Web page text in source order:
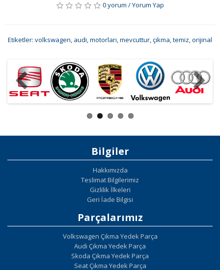
0 yorum /Yorum Yap
Etiketler: volkswagen, audi,motorları,mevcuttur,çıkma,temiz,orijinal
Bilgiler
Hakkımızda
Teslimat Bilgilerimiz
Gizlilik İlkeleri
Geri İade Bilgisi
Parçalarımız
Volkswagen Çıkma Yedek Parça
Audi Çıkma Yedek Parça
Skoda Çıkma Yedek Parça
Seat Çıkma Yedek Parça